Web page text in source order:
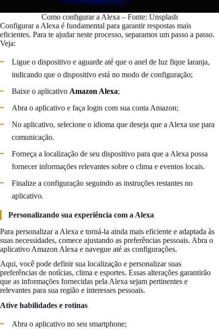
Como configurar a Alexa – Fonte: Unsplash
Configurar a Alexa é fundamental para garantir respostas mais
eficientes. Para te ajudar neste processo, separamos um passo a passo.
Veja:
Ligue o dispositivo e aguarde até que o anel de luz fique laranja,
indicando que o dispositivo está no modo de configuração;
Baixe o aplicativo Amazon Alexa;
Abra o aplicativo e faça login com sua conta Amazon;
No aplicativo, selecione o idioma que deseja que a Alexa use para
comunicação.
Forneça a localização de seu dispositivo para que a Alexa possa
fornecer informações relevantes sobre o clima e eventos locais.
Finalize a configuração seguindo as instruções restantes no
aplicativo.
Personalizando sua experiência com a Alexa
Para personalizar a Alexa e torná-la ainda mais eficiente e adaptada às
suas necessidades, comece ajustando as preferências pessoais. Abra o
aplicativo Amazon Alexa e navegue até as configurações.
Aqui, você pode definir sua localização e personalizar suas
preferências de notícias, clima e esportes. Essas alterações garantirão
que as informações fornecidas pela Alexa sejam pertinentes e
relevantes para sua região e interesses pessoais.
Ative habilidades e rotinas
Abra o aplicativo no seu smartphone;